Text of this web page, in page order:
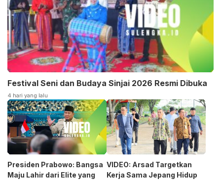
Festival Seni dan Budaya Sinjai 2026 Resmi Dibuka
4 hari yang lalu
Presiden Prabowo: Bangsa
Maju Lahir dari Elite yang
VIDEO: Arsad Targetkan
Kerja Sama Jepang Hidup